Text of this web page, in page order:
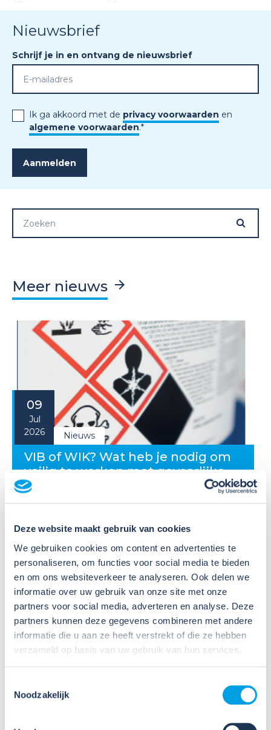
Deze website maakt gebruik van cookies
We gebruiken cookies om content en advertenties te
personaliseren, om functies voor social media te bieden
en om ons websiteverkeer te analyseren. Ook delen we
informatie over uw gebruik van onze site met onze
partners voor social media, adverteren en analyse. Deze
partners kunnen deze gegevens combineren met andere
informatie die u aan ze heeft verstrekt of die ze hebben
verzameld op basis van uw gebruik van hun services.
Noodzakelijk
Nieuwsbrief
Schrijf je in en ontvang de nieuwsbrief
Ik ga akkoord met de privacy voorwaarden en
algemene voorwaarden.*
Meer nieuws
09
Jul
2026
Nieuws
VIB of WIK? Wat heb je nodig om
veilig te werken met gevaarlijke
stoffen?
Veiligheidsinformatiebladen (VIB's) of mini-VIB's
beschikbaar voor de gevaarlijke stoffen waarmee zij
werken. Dat is een belangrijke eerste stap, maar
daarmee voldoe je nog niet aan de verplichtingen
u...
Lees verder
09